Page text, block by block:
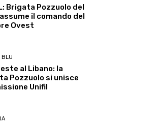
Brigata Pozzuolo del
il comando del
Ovest
BLU
al Libano: la
Pozzuolo si unisce
Unifil